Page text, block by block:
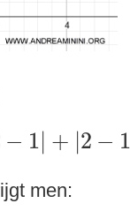
− 1| + |2 −
1 | +| 2− =
men: